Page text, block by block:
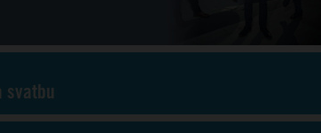
svatbu